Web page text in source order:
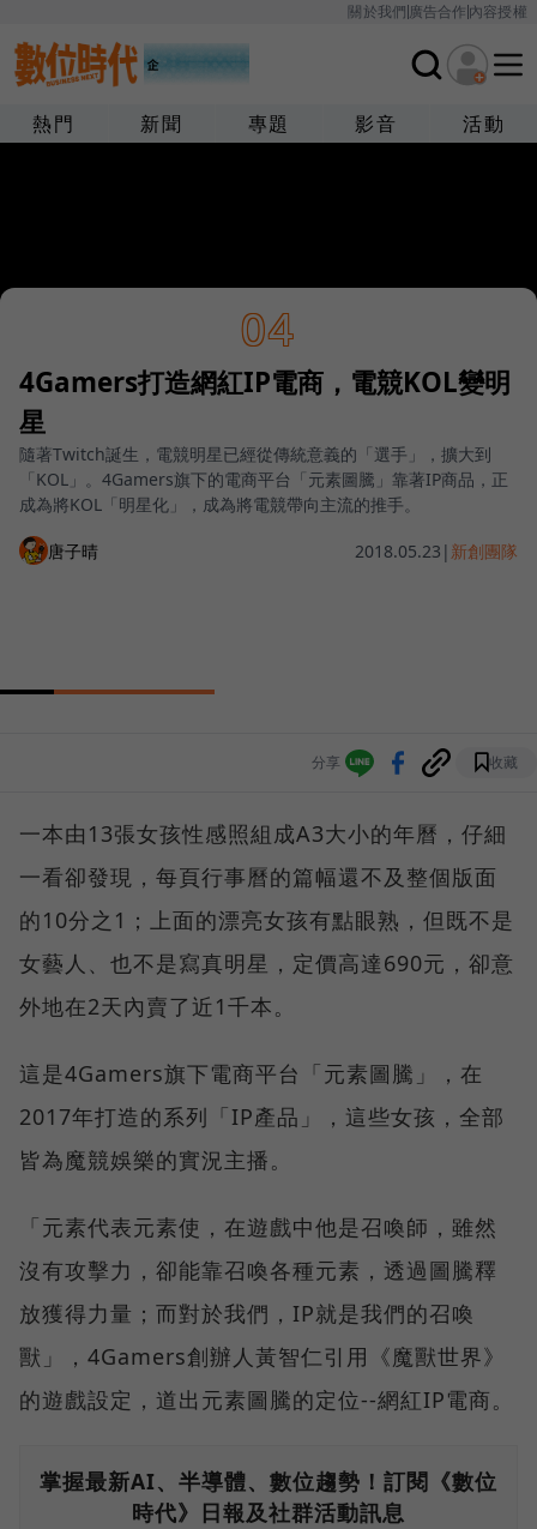
關於我們廣告合作內容授權
熱門 新聞 專題 影音 活動
04
4Gamers打造網紅IP電商，電競KOL變明
星
隨著Twitch誕生，電競明星已經從傳統意義的「選手」，擴大到
「KOL」。4Gamers旗下的電商平台「元素圖騰」靠著IP商品，正
成為將KOL「明星化」，成為將電競帶向主流的推手。
唐子晴 2018.05.23 | 新創團隊
分享 收藏
一本由13張女孩性感照組成A3大小的年曆，仔細
一看卻發現，每頁行事曆的篇幅還不及整個版面
的10分之1；上面的漂亮女孩有點眼熟，但既不是
女藝人、也不是寫真明星，定價高達690元，卻意
外地在2天內賣了近1千本。
這是4Gamers旗下電商平台「元素圖騰」，在
2017年打造的系列「IP產品」，這些女孩，全部
皆為魔競娛樂的實況主播。
「元素代表元素使，在遊戲中他是召喚師，雖然
沒有攻擊力，卻能靠召喚各種元素，透過圖騰釋
放獲得力量；而對於我們，IP就是我們的召喚
獸」，4Gamers創辦人黃智仁引用《魔獸世界》
的遊戲設定，道出元素圖騰的定位--網紅IP電商。
掌握最新AI、半導體、數位趨勢！訂閱《數位
時代》日報及社群活動訊息